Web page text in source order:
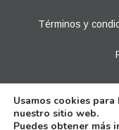
Términos y
Usamos cookies
nuestro sitio web.
Puedes obtener más